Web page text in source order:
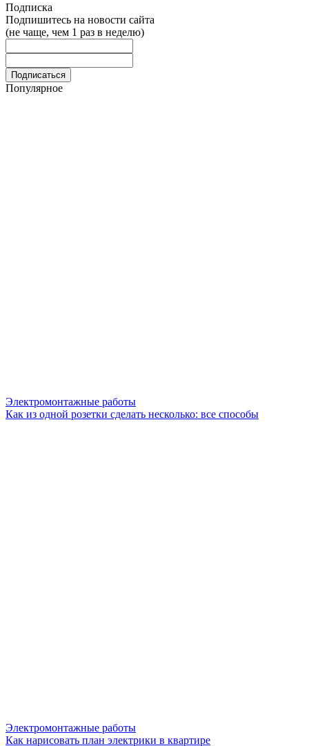
Подписка
Подпишитесь на новости сайта
(не чаще, чем 1 раз в неделю)
Популярное
Электромонтажные работы
Как из одной розетки сделать несколько: все способы
Электромонтажные работы
Как нарисовать план электрики в квартире